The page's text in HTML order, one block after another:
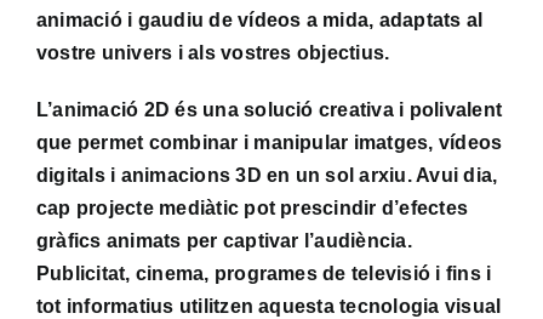
animació i gaudiu de vídeos a mida, adaptats al
vostre univers i als vostres objectius.
L’animació 2D és una solució creativa i polivalent
que permet combinar i manipular imatges, vídeos
digitals i animacions 3D en un sol arxiu. Avui dia,
cap projecte mediàtic pot prescindir d’efectes
gràfics animats per captivar l’audiència.
Publicitat, cinema, programes de televisió i fins i
tot informatius utilitzen aquesta tecnologia visual